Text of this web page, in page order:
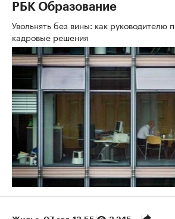
РБК Образование
Увольнять без вины: как руководителю
кадровые решения